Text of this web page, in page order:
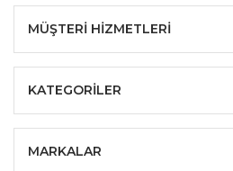
MÜŞTERİ HİZMETLERİ
KATEGORİLER
MARKALAR